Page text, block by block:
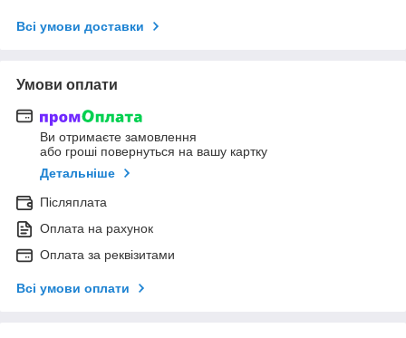
Всі умови доставки
Умови оплати
Ви отримаєте замовлення
або гроші повернуться на вашу картку
Детальніше
Післяплата
Оплата на рахунок
Оплата за реквізитами
Всі умови оплати